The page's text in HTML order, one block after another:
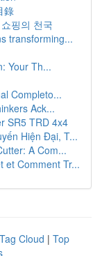
錄
핑의 천국
transforming...
Your Th...
Completo...
Ack...
SR5 TRD 4x4
Hiện Đại, T...
A Com...
et Comment Tr...
Tag Cloud | Top